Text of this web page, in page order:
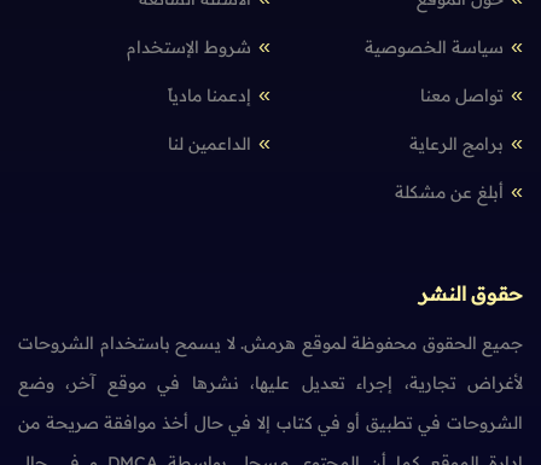
سياسة الخصوصية شروط الإستخدام
تواصل معنا إدعمنا مادياً
برامج الرعاية الداعمين لنا
أبلغ عن مشكلة
حقوق النشر
جميع الحقوق محفوظة لموقع هرمش. لا يسمح باستخدام الشروحات
لأغراض تجارية، إجراء تعديل عليها، نشرها في موقع آخر، وضع
الشروحات في تطبيق أو في كتاب إلا في حال أخذ موافقة صريحة من